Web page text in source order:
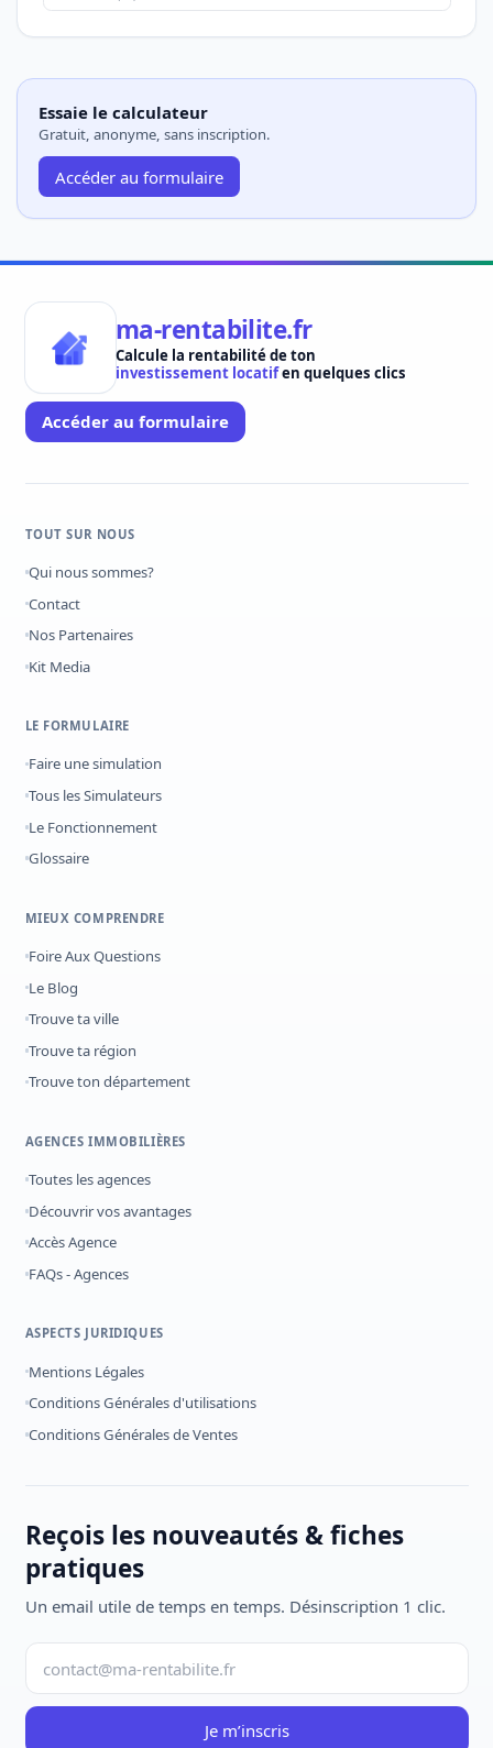
Essaie le calculateur
Gratuit, anonyme, sans inscription.
Accéder au formulaire
ma-rentabilite.fr
Calcule la rentabilité de ton
investissement locatifen quelques clics
Accéder au formulaire
TOUT SUR NOUS
Qui nous sommes?
Contact
Nos Partenaires
Kit Media
LE FORMULAIRE
Faire une simulation
Tous les Simulateurs
Le Fonctionnement
Glossaire
MIEUX COMPRENDRE
Foire Aux Questions
Le Blog
Trouve ta ville
Trouve ta région
Trouve ton département
AGENCES IMMOBILIÈRES
Toutes les agences
Découvrir vos avantages
Accès Agence
FAQs - Agences
ASPECTS JURIDIQUES
Mentions Légales
Conditions Générales d'utilisations
Conditions Générales de Ventes
Reçois les nouveautés & fiches
pratiques
Un email utile de temps en temps. Désinscription 1 clic.
Je m’inscris